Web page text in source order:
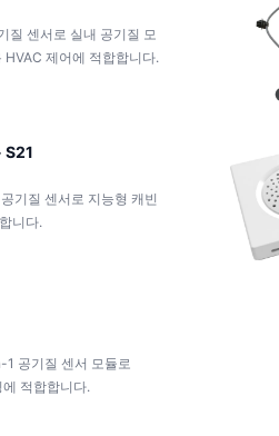
질 센서로 실내 공기질 모
제어에 적합합니다.
S21
기질 센서로 지능형 캐빈
니다.
공기질 센서 모듈로
적합합니다.